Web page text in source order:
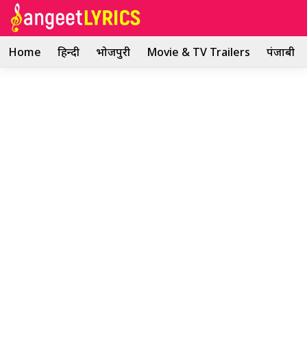
Skip
Home हिन्दी भोजपुरी Movie & TV Trailers पंजाबी